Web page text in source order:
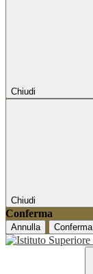
Chiudi
Chiudi
Conferma
Annulla Conferma